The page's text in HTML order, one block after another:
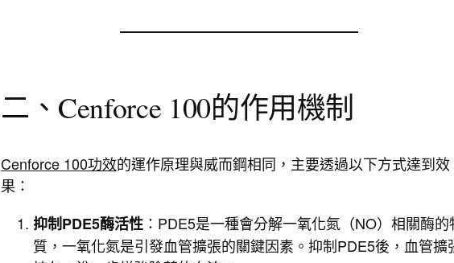
二、Cenforce 100的作用機制
Cenforce 100功效的運作原理與威而鋼相同，主要透過以下方式達到效
果：
抑制PDE5酶活性：PDE5是一種會分解一氧化氮（NO）相關酶的
質，一氧化氮是引發血管擴張的關鍵因素。抑制PDE5後，血管擴